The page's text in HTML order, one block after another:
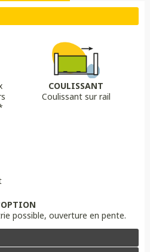
COULISSANT
Coulissant sur rail
possible, ouverture en pente.
Bombé inversé
de gendarme inversé
ajouré Portail ajouré
ajourée
OPTION
Lame déco sur mesure